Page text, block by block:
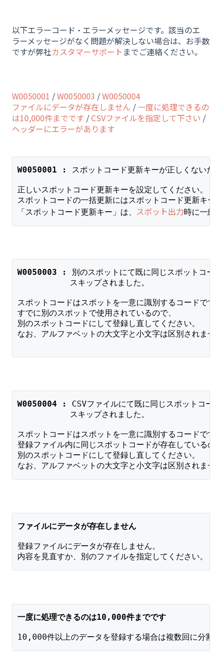
以下エラーコード・エラーメッセージです。該当のエ
ラーメッセージがなく問題が解決しない場合は、お手数
ですが弊社カスタマーサポート までご連絡ください。
W0050001 /W0050003 /W0050004
ファイルにデータが存在しません / 一度に処理できるの
は10,000件までです /CSVファイルを指定して下さい /
ヘッダーにエラーがあります
W0050001 : スポットコード更新キーが正しくないた
正しいスポットコード更新キーを設定してください。
スポットコードの一括更新にはスポットコード更新キー
「スポットコード更新キー」は、
スポット出力時に一緒
W0050003 :
別のスポットにて既に同じスポットコー
スキップされました。
スポットコードはスポットを一意に識別するコードです
すでに別のスポットで使用されているので、
別のスポットコードにして登録し直してください。
なお、アルファベットの大文字と小文字は区別されませ
W0050004 : CSVファイルにて既に同じスポットコー
スキップされました。
スポットコードはスポットを一意に識別するコードです
登録ファイル内に同じスポットコードが存在しているの
別のスポットコードにして登録し直してください。
なお、アルファベットの大文字と小文字は区別されませ
ファイルにデータが存在しません
登録ファイルにデータが存在しません。
内容を見直すか、別のファイルを指定してください。
一度に処理できるのは10,000件までです
10,000件以上のデータを登録する場合は複数回に分割